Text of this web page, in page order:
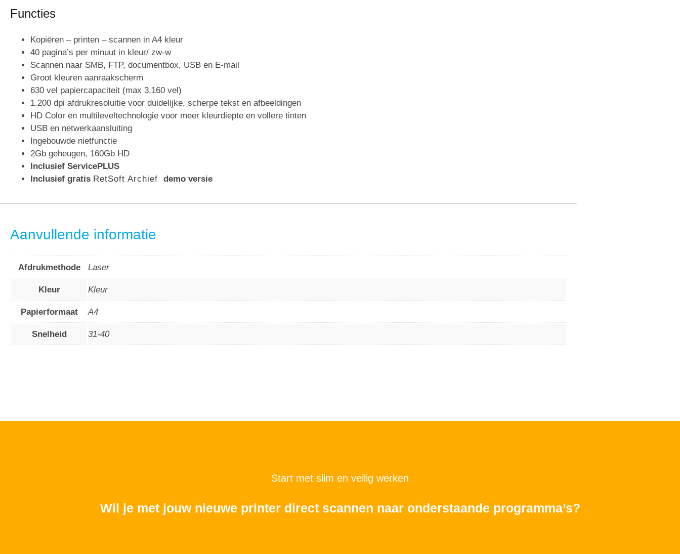
Functies
Kopiëren – printen – scannen in A4 kleur
40 pagina’s per minuut in kleur/ zw-w
Scannen naar SMB, FTP, documentbox, USB en E-mail
Groot kleuren aanraakscherm
630 vel papiercapaciteit (max 3.160 vel)
1.200 dpi afdrukresoluitie voor duidelijke, scherpe tekst en afbeeldingen
HD Color en multileveltechnologie voor meer kleurdiepte en vollere tinten
USB en netwerkaansluiting
Ingebouwde nietfunctie
2Gb geheugen, 160Gb HD
Inclusief ServicePLUS
Inclusief gratis RetSoft Archief demo versie
Aanvullende informatie
Afdrukmethode Laser
Kleur Kleur
Papierformaat A4
Snelheid 31-40
Start met slim en veilig werken
Wil je met jouw nieuwe printer direct scannen naar onderstaande programma’s?